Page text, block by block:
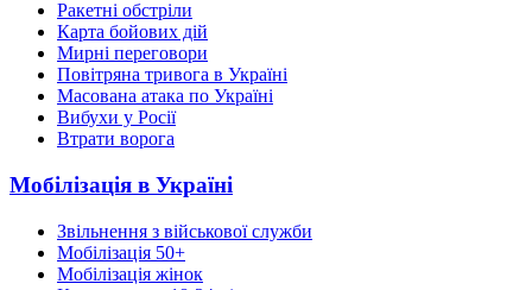
Ракетні обстріли
Карта бойових дій
Мирні переговори
Повітряна тривога в Україні
Масована атака по Україні
Вибухи у Росії
Втрати ворога
Мобілізація в Україні
Звільнення з військової служби
Мобілізація 50+
Мобілізація жінок